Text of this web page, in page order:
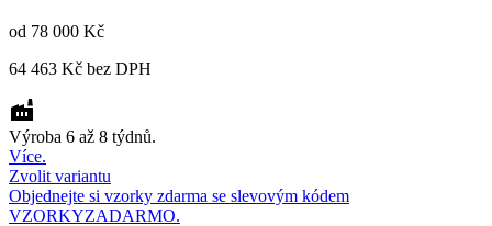
od 78 000 Kč
64 463 Kč bez DPH
Výroba 6 až 8 týdnů.
Více.
Zvolit variantu
Objednejte si vzorky zdarma se slevovým kódem
VZORKYZADARMO.